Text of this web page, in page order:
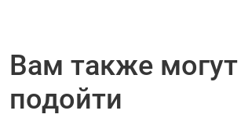
Вам также могут
подойти